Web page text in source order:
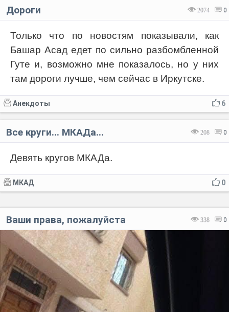
2074 0
Дороги
Только что по новостям показывали, как
Башар Асад едет по сильно разбомбленной
Гуте и, возможно мне показалось, но у них
там дороги лучше, чем сейчас в Иркутске.
6
Анекдоты
208 0
Все круги... МКАДа...
Девять кругов МКАДа.
0
МКАД
338 0
Ваши права, пожалуйста